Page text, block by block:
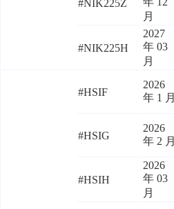
#NIK225Z
月
#NIK225H
2027
年 03
月
#HSIF
2026
年 1 月
#HSIG
2026
年 2 月
#HSIH
2026
年 03
月